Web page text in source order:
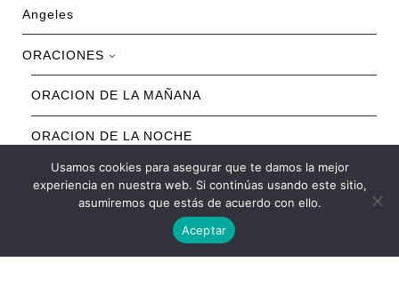
Angeles
ORACIONES
ORACION DE LA MAÑANA
ORACION DE LA NOCHE
ORACION PARA DINERO
ORACION PARA SALUD
ORACION PARA EL AMOR
Usamos cookies para asegurar que te damos la mejor
experiencia en nuestra web. Si continúas usando este sitio,
asumiremos que estás de acuerdo con ello.
Aceptar